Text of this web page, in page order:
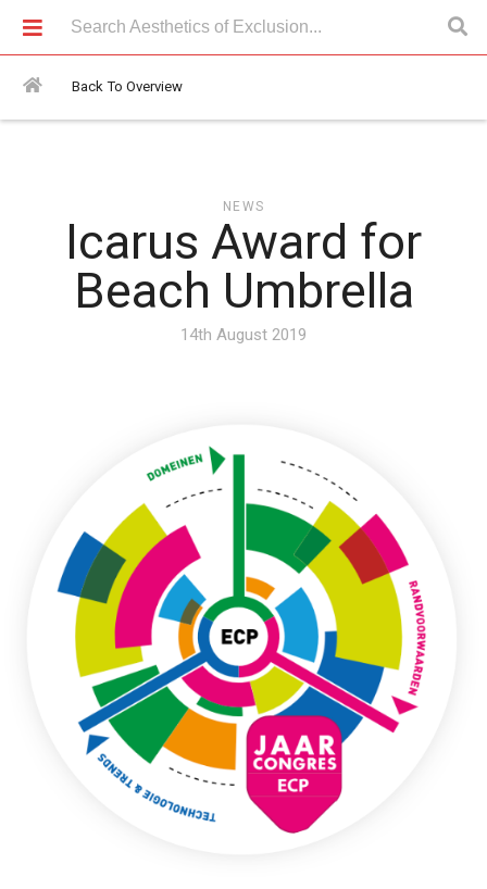
Back To Overview
News > Icarus Award for Beach Umbrella
NEWS
Icarus Award for
Beach Umbrella
14th August 2019